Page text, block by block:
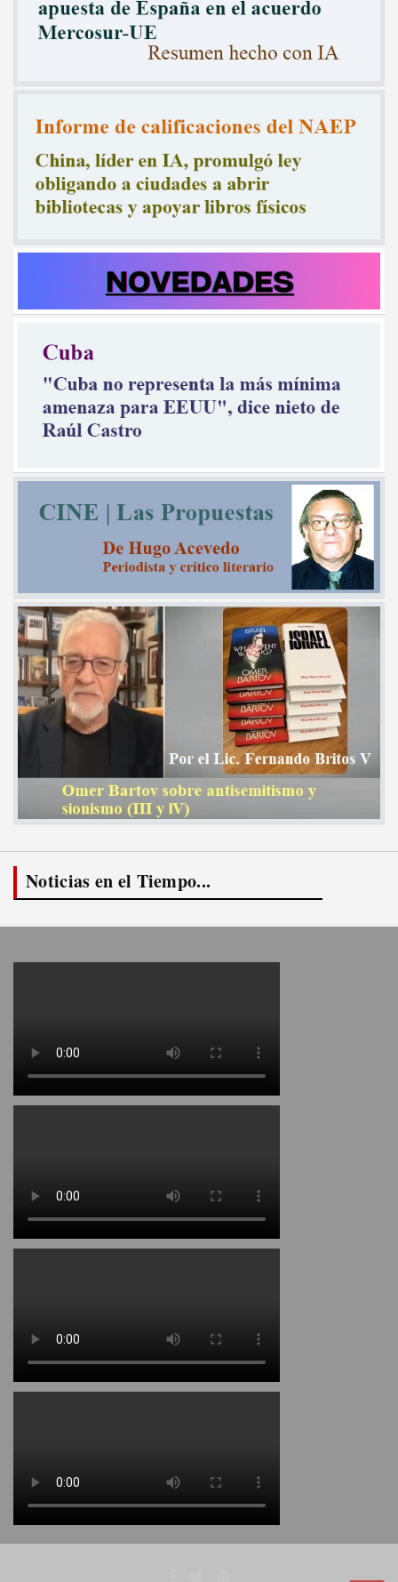
Noticias en el Tiempo...